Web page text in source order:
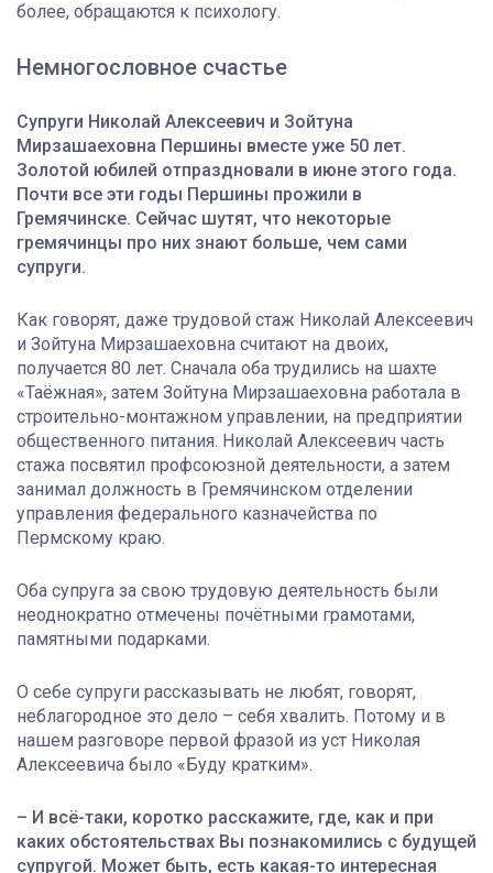
более, обращаются к психологу.
Немногословное счастье
Супруги Николай Алексеевич и Зойтуна
Мирзашаеховна Першины вместе уже 50 лет.
Золотой юбилей отпраздновали в июне этого года.
Почти все эти годы Першины прожили в
Гремячинске. Сейчас шутят, что некоторые
гремячинцы про них знают больше, чем сами
супруги.
Как говорят, даже трудовой стаж Николай Алексеевич
и Зойтуна Мирзашаеховна считают на двоих,
получается 80 лет. Сначала оба трудились на шахте
«Таёжная», затем Зойтуна Мирзашаеховна работала в
строительно-монтажном управлении, на предприятии
общественного питания. Николай Алексеевич часть
стажа посвятил профсоюзной деятельности, а затем
занимал должность в Гремячинском отделении
управления федерального казначейства по
Пермскому краю.
Оба супруга за свою трудовую деятельность были
неоднократно отмечены почётными грамотами,
памятными подарками.
О себе супруги рассказывать не любят, говорят,
неблагородное это дело – себя хвалить. Потому и в
нашем разговоре первой фразой из уст Николая
Алексеевича было «Буду кратким».
– И всё-таки, коротко расскажите, где, как и при
каких обстоятельствах Вы познакомились с будущей
супругой. Может быть, есть какая-то интересная